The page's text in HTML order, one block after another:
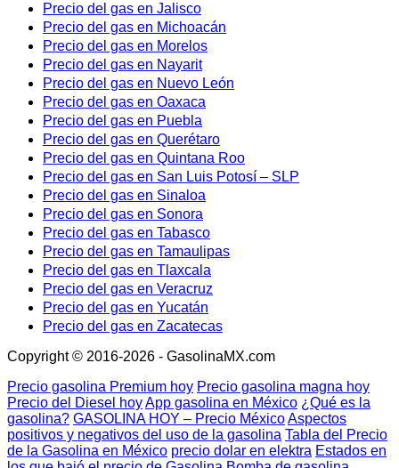
Precio del gas en Jalisco
Precio del gas en Michoacán
Precio del gas en Morelos
Precio del gas en Nayarit
Precio del gas en Nuevo León
Precio del gas en Oaxaca
Precio del gas en Puebla
Precio del gas en Querétaro
Precio del gas en Quintana Roo
Precio del gas en San Luis Potosí – SLP
Precio del gas en Sinaloa
Precio del gas en Sonora
Precio del gas en Tabasco
Precio del gas en Tamaulipas
Precio del gas en Tlaxcala
Precio del gas en Veracruz
Precio del gas en Yucatán
Precio del gas en Zacatecas
Copyright © 2016-2026 - GasolinaMX.com
Precio gasolina Premium hoy Precio gasolina magna hoy
Precio del Diesel hoyApp gasolina en México ¿Qué es la
gasolina? GASOLINA HOY – Precio MéxicoAspectos
positivos y negativos del uso de la gasolina Tabla del Precio
de la Gasolina en México precio dolar en elektra Estados en